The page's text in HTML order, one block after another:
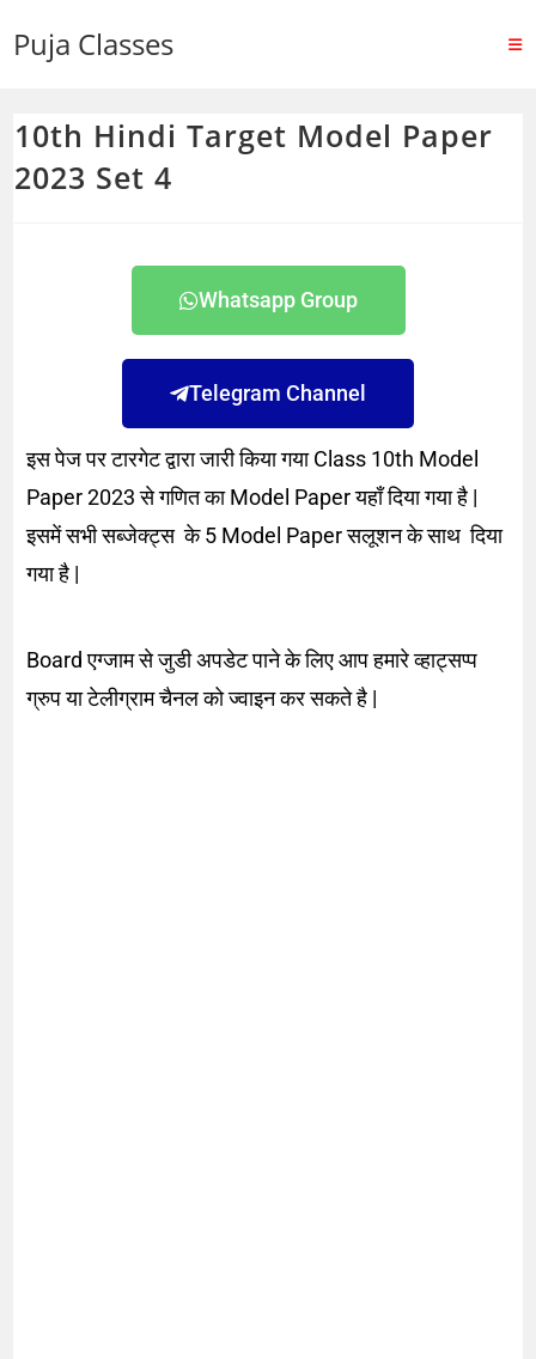
Puja Classes
10th Hindi Target Model Paper
2023 Set 4
Whatsapp Group
Telegram Channel
इस पेज पर टारगेट द्वारा जारी किया गया Class 10th Model
Paper 2023 से गणित का Model Paper यहाँ दिया गया है |
इसमें सभी सब्जेक्ट्स के 5 Model Paper सलूशन के साथ दिया
गया है |
Board एग्जाम से जुडी अपडेट पाने के लिए आप हमारे व्हाट्सप्प
ग्रुप या टेलीग्राम चैनल को ज्वाइन कर सकते है |